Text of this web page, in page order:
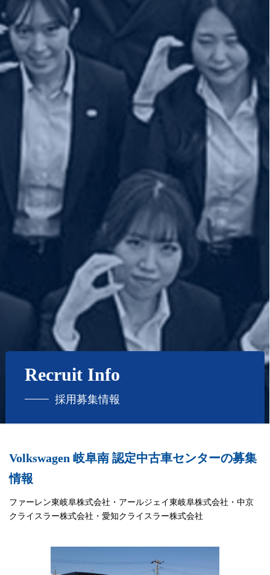
Recruit Info
採用募集情報
Volkswagen 岐阜南 認定中古車センターの募集
情報
ファーレン東岐阜株式会社・アールジェイ東岐阜株式会社・中京
クライスラー株式会社・愛知クライスラー株式会社